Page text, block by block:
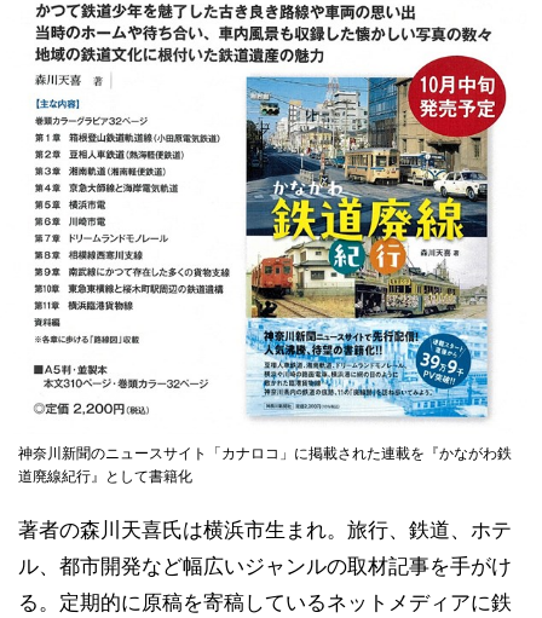
神奈川新聞のニュースサイト「カナロコ」に掲載された連載を『かながわ鉄
道廃線紀行』として書籍化
著者の森川天喜氏は横浜市生まれ。旅行、鉄道、ホテ
ル、都市開発など幅広いジャンルの取材記事を手がけ
る。定期的に原稿を寄稿しているネットメディアに鉄